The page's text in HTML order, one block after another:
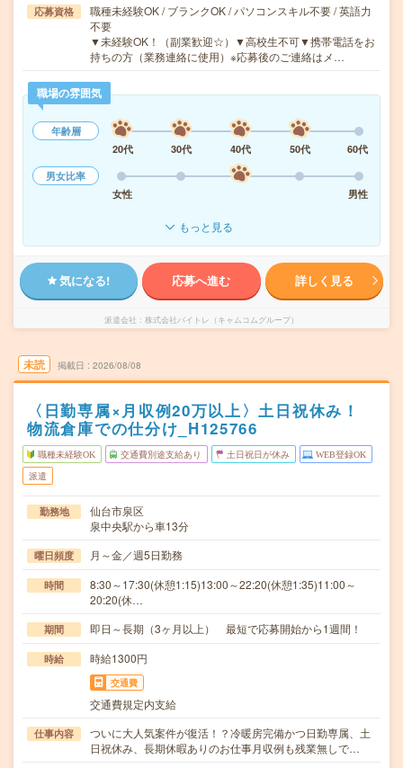
応募資格
職種未経験OK / ブランクOK / パソコンスキル不要 / 英語力
不要
▼未経験OK！（副業歓迎☆）▼高校生不可▼携帯電話をお
持ちの方（業務連絡に使用）※応募後のご連絡はメ…
職場の雰囲気
年齢層
20代
30代 40代 50代
60代
男女比率
女性
男性
もっと見る
気になる! 応募へ進む 詳しく見る
派遣会社 株式会社バイトレ（キャムコムグループ）
未読 掲載日 2026/08/08
〈日勤専属×月収例20万以上〉土日祝休み！
物流倉庫での仕分け_H125766
職種未経験OK 交通費別途支給あり 土日祝日が休み WEB登録OK
派遣
勤務地
仙台市泉区
泉中央駅から車13分
曜日頻度 月～金／週5日勤務
時間
8:30～17:30(休憩1:15)13:00～22:20(休憩1:35)11:00～
20:20(休…
期間 即日～長期（3ヶ月以上） 最短で応募開始から1週間！
時給 時給1300円
交通費
交通費規定内支給
仕事内容
ついに大人気案件が復活！？冷暖房完備かつ日勤専属、土
日祝休み、長期休暇ありのお仕事月収例も残業無しで…